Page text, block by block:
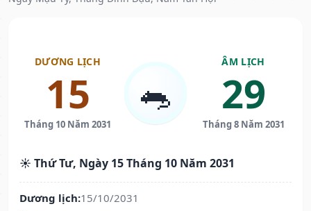
DƯƠNG LỊCH
15
Tháng 10 Năm 2031
🐀
ÂM LỊCH
29
Tháng 8 Năm 2031
☀️ Thứ Tư, Ngày 15 Tháng 10 Năm 2031
Dương lịch:15/10/2031